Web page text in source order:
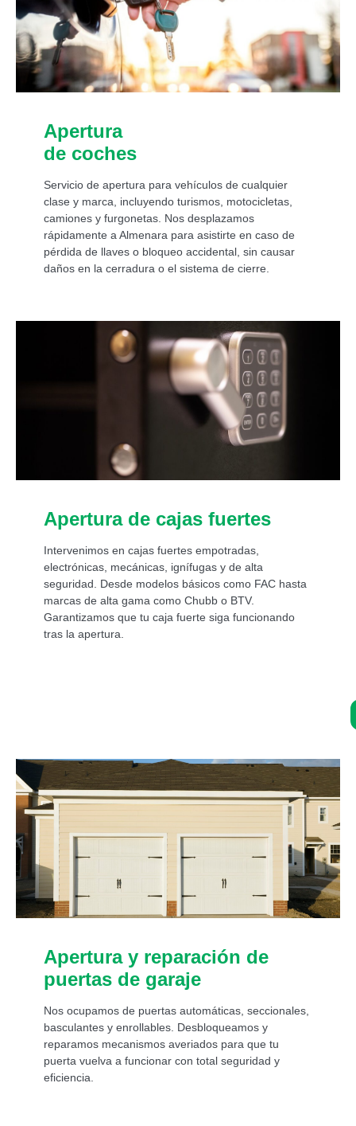
Apertura
de coches
Servicio de apertura para vehículos de cualquier
clase y marca, incluyendo turismos, motocicletas,
camiones y furgonetas. Nos desplazamos
rápidamente a Almenara para asistirte en caso de
pérdida de llaves o bloqueo accidental, sin causar
daños en la cerradura o el sistema de cierre.
Apertura de cajas fuertes
Intervenimos en cajas fuertes empotradas,
electrónicas, mecánicas, ignífugas y de alta
seguridad. Desde modelos básicos como FAC hasta
marcas de alta gama como Chubb o BTV.
Garantizamos que tu caja fuerte siga funcionando
tras la apertura.
Apertura y reparación de
puertas de garaje
Nos ocupamos de puertas automáticas, seccionales,
basculantes y enrollables. Desbloqueamos y
reparamos mecanismos averiados para que tu
puerta vuelva a funcionar con total seguridad y
eficiencia.